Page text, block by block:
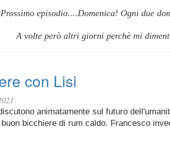
Prossimo episodio....Domenica! Ogni due
A volte però altri giorni perchè mi
con Lisi
animatamente sul futuro
bicchiere di rum caldo. Francesco